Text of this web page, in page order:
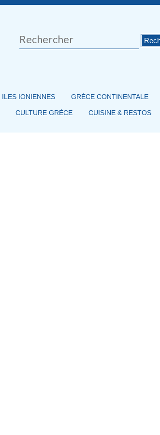
Rechercher
ILES IONIENNES GRÈCE CONTINENTALE
CULTURE GRÈCE CUISINE & RESTOS